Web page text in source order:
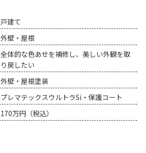
戸建て
外壁・屋根
全体的な色あせを補修し、美しい外観を取
り戻したい
外壁・屋根塗装
プレマテックスウルトラSi・保護コート
170万円（税込）